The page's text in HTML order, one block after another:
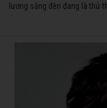
lương sáng đèn đang là thử